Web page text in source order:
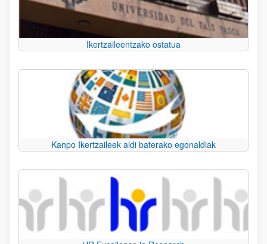
Ikertzaileentzako ostatua
Kanpo Ikertzaileek aldi baterako egonaldiak